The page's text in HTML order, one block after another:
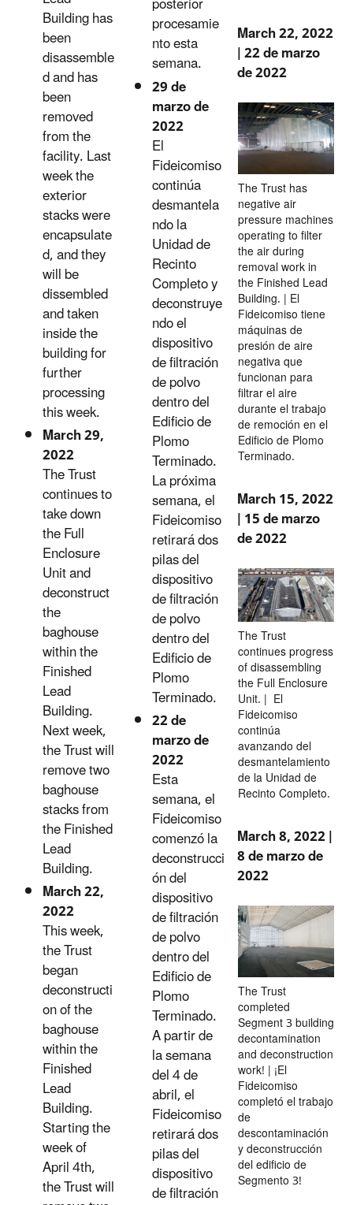
Building has
been
disassemble
d and has
been
removed
from the
facility. Last
week the
exterior
stacks were
encapsulate
d, and they
will be
dissembled
and taken
inside the
building for
further
processing
this week.
March 29,
2022
The Trust
continues to
take down
the Full
Enclosure
Unit and
deconstruct
the
baghouse
within the
Finished
Lead
Building.
Next week,
the Trust will
remove two
baghouse
stacks from
the Finished
Lead
Building.
March 22,
2022
This week,
the Trust
began
deconstructi
on of the
baghouse
within the
Finished
Lead
Building.
Starting the
week of
April 4th,
the Trust will
procesamie
nto esta
semana.
29 de
marzo de
2022
El
Fideicomiso
continúa
desmantela
ndo la
Unidad de
Recinto
Completo y
deconstruye
ndo el
dispositivo
de filtración
de polvo
dentro del
Edificio de
Plomo
Terminado.
La próxima
semana, el
Fideicomiso
retirará dos
pilas del
dispositivo
de filtración
de polvo
dentro del
Edificio de
Plomo
Terminado.
22 de
marzo de
2022
Esta
semana, el
Fideicomiso
comenzó la
deconstrucci
ón del
dispositivo
de filtración
de polvo
dentro del
Edificio de
Plomo
Terminado.
A partir de
la semana
del 4 de
abril, el
Fideicomiso
retirará dos
pilas del
dispositivo
de filtración
March 22, 2022
| 22 de marzo
de 2022
The Trust has
negative air
pressure machines
operating to filter
the air during
removal work in
the Finished Lead
Building. | El
Fideicomiso tiene
máquinas de
presión de aire
negativa que
funcionan para
filtrar el aire
durante el trabajo
de remoción en el
Edificio de Plomo
Terminado.
March 15, 2022
| 15 de marzo
de 2022
The Trust
continues progress
of disassembling
the Full Enclosure
Unit. | El
Fideicomiso
continúa
avanzando del
desmantelamiento
de la Unidad de
Recinto Completo.
March 8, 2022 |
8 de marzo de
2022
The Trust
completed
Segment 3 building
decontamination
and deconstruction
work! | ¡El
Fideicomiso
completó el trabajo
de
descontaminación
y deconstrucción
del edificio de
Segmento 3!